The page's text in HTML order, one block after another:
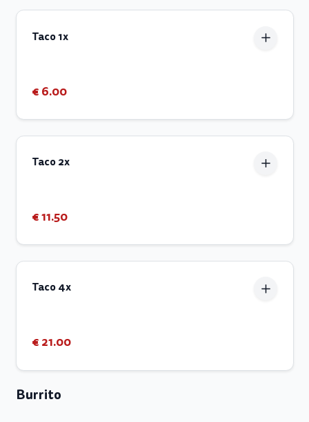
Taco 1x
€ 6.00
Taco 2x
€ 11.50
Taco 4x
€ 21.00
Burrito